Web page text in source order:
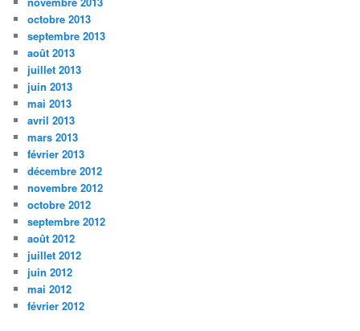
octobre 2013
septembre 2013
août 2013
juillet 2013
juin 2013
mai 2013
avril 2013
mars 2013
février 2013
décembre 2012
novembre 2012
octobre 2012
septembre 2012
août 2012
juillet 2012
juin 2012
mai 2012
février 2012